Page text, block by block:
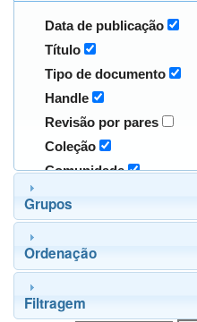
Data de publicação
Título
Tipo de documento
Handle
Revisão por pares
Coleção
Comunidade
Grupos
Ordenação
Filtragem